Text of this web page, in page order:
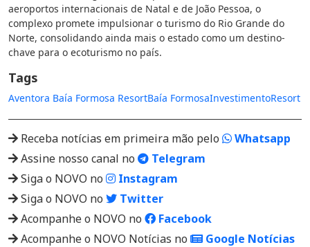
aeroportos internacionais de Natal e de João Pessoa, o
complexo promete impulsionar o turismo do Rio Grande do
Norte, consolidando ainda mais o estado como um destino-
chave para o ecoturismo no país.
Tags
Aventora Baía Formosa ResortBaía FormosaInvestimentoResort
Receba notícias em primeira mão pelo
Whatsapp
Assine nosso canal no
Telegram
Siga o NOVO no
Instagram
Siga o NOVO no
Twitter
Acompanhe o NOVO no
Facebook
Acompanhe o NOVO Notícias no
Google Notícias